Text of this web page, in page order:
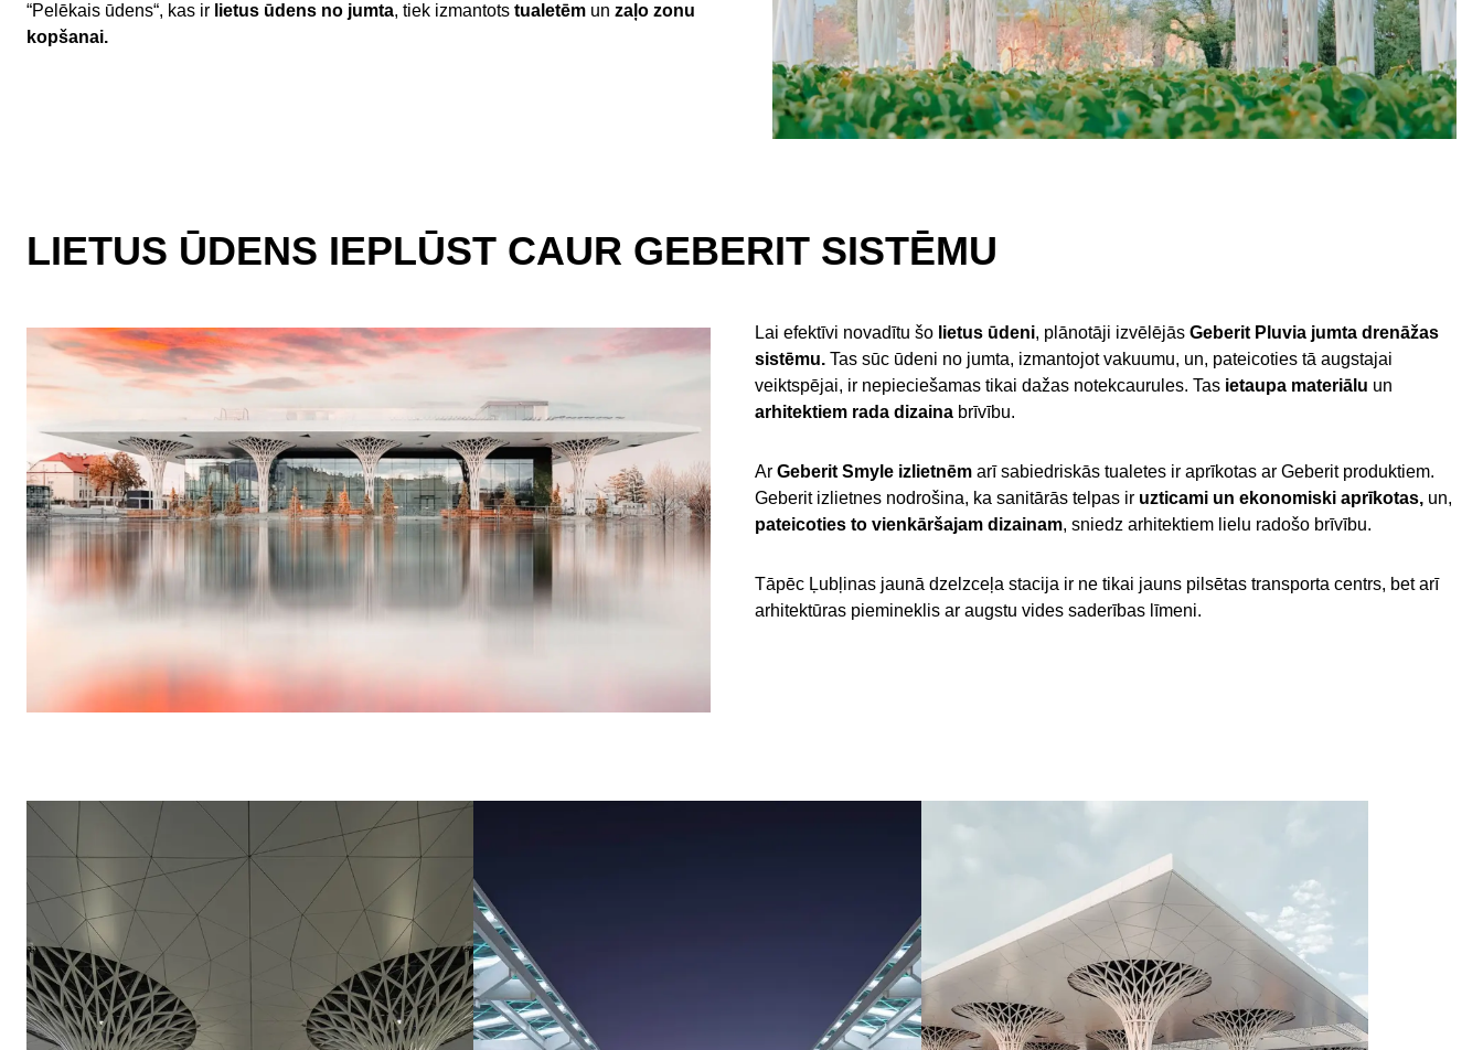
“Pelēkais ūdens“, kas ir lietus ūdens no jumta, tiek izmantots tualetēm un zaļo zonu
kopšanai.
LIETUS ŪDENS IEPLŪST CAUR GEBERIT SISTĒMU
Lai efektīvi novadītu šo lietus ūdeni, plānotāji izvēlējās Geberit Pluvia jumta drenāžas
sistēmu. Tas sūc ūdeni no jumta, izmantojot vakuumu, un, pateicoties tā augstajai
veiktspējai, ir nepieciešamas tikai dažas notekcaurules. Tas ietaupa materiālu un
arhitektiem rada dizaina brīvību.
Ar Geberit Smyle izlietnēm arī sabiedriskās tualetes ir aprīkotas ar Geberit produktiem.
Geberit izlietnes nodrošina, ka sanitārās telpas ir uzticami un ekonomiski aprīkotas, un,
pateicoties to vienkāršajam dizainam, sniedz arhitektiem lielu radošo brīvību.
Tāpēc Ļubļinas jaunā dzelzceļa stacija ir ne tikai jauns pilsētas transporta centrs, bet arī
arhitektūras piemineklis ar augstu vides saderības līmeni.